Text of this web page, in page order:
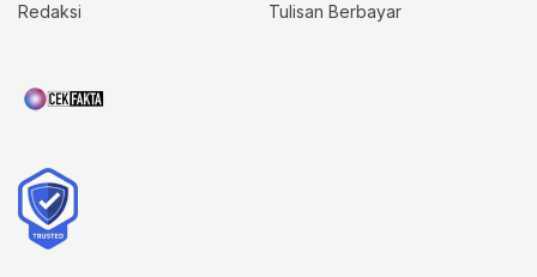
Redaksi
Tulisan Berbayar